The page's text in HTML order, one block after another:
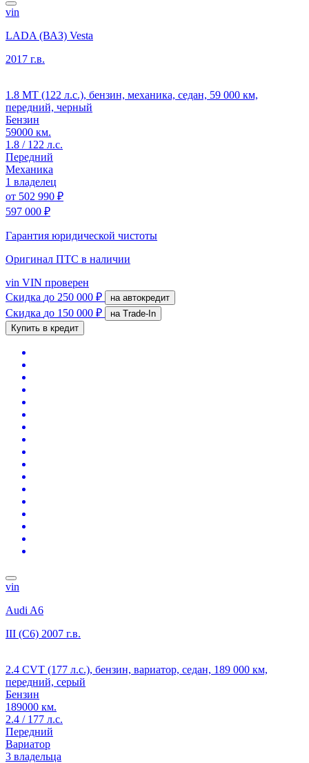
vin
LADA (ВАЗ) Vesta
2017 г.в.
1.8 MT (122 л.с.), бензин, механика, седан, 59 000 км,
передний, черный
Бензин
59000 км.
1.8 / 122 л.с.
Передний
Механика
1 владелец
от 502 990 ₽
597 000 ₽
Гарантия юридической чистоты
Оригинал ПТС в наличии
vin VIN проверен
Скидка до 250 000 ₽ на автокредит
Скидка до 150 000 ₽
на Trade-In
Купить в кредит
vin
Audi A6
III (C6) 2007 г.в.
2.4 CVT (177 л.с.), бензин, вариатор, седан, 189 000 км,
передний, серый
Бензин
189000 км.
2.4 / 177 л.с.
Передний
Вариатор
3 владельца